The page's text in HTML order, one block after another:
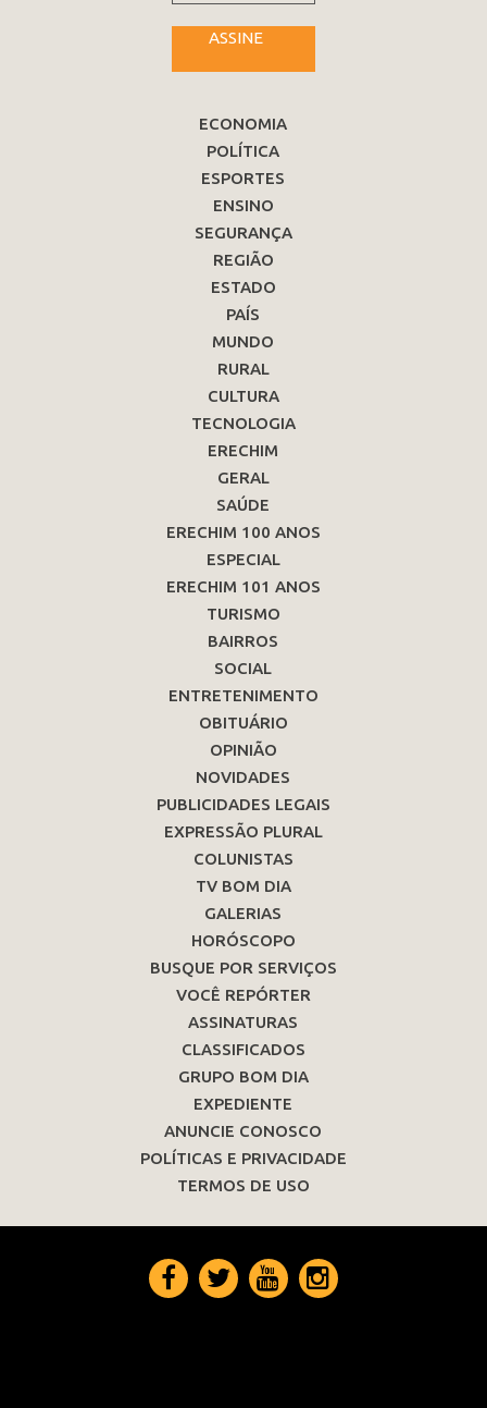
ASSINE
ECONOMIA
POLÍTICA
ESPORTES
ENSINO
SEGURANÇA
REGIÃO
ESTADO
PAÍS
MUNDO
RURAL
CULTURA
TECNOLOGIA
ERECHIM
GERAL
SAÚDE
ERECHIM 100 ANOS
ESPECIAL
ERECHIM 101 ANOS
TURISMO
BAIRROS
SOCIAL
ENTRETENIMENTO
OBITUÁRIO
OPINIÃO
NOVIDADES
PUBLICIDADES LEGAIS
EXPRESSÃO PLURAL
COLUNISTAS
TV BOM DIA
GALERIAS
HORÓSCOPO
BUSQUE POR SERVIÇOS
VOCÊ REPÓRTER
ASSINATURAS
CLASSIFICADOS
GRUPO BOM DIA
EXPEDIENTE
ANUNCIE CONOSCO
POLÍTICAS E PRIVACIDADE
TERMOS DE USO